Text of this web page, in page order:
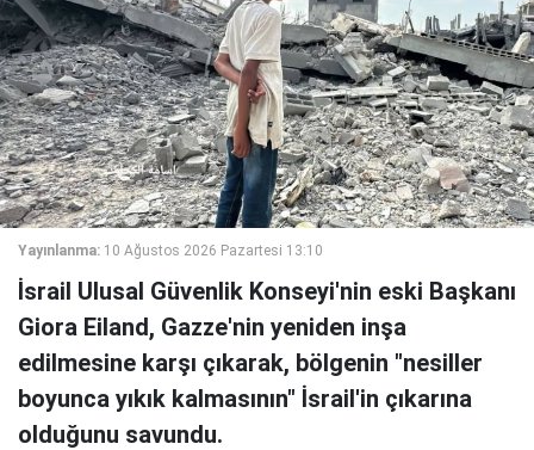
Yayınlanma: 10 Ağustos 2026 Pazartesi 13:10
İsrail Ulusal Güvenlik Konseyi'nin eski Başkanı
Giora Eiland, Gazze'nin yeniden inşa
edilmesine karşı çıkarak, bölgenin "nesiller
boyunca yıkık kalmasının" İsrail'in çıkarına
olduğunu savundu.